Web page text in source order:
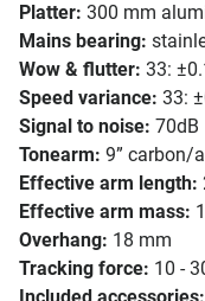
Platter: 300 mm
Mains bearing:
Wow & flutter: 33:
Speed variance: 33:
Signal to noise: 70dB
Tonearm: 9” carbon/
Effective arm length:
Effective arm mass:
Overhang: 18 mm
Tracking force: 10 -